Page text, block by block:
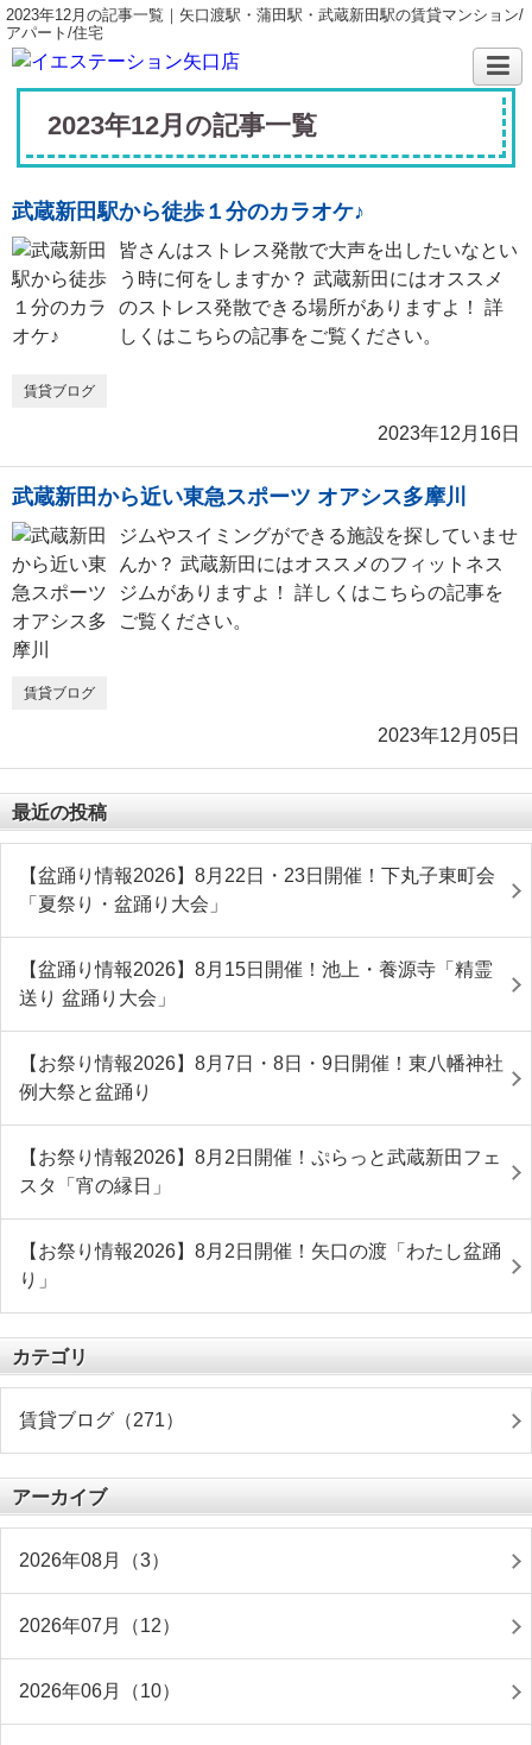
2023年12月の記事一覧｜矢口渡駅・蒲田駅・武蔵新田駅の賃貸マンション/
アパート/住宅
2023年12月の記事一覧
武蔵新田駅から徒歩１分のカラオケ♪
皆さんはストレス発散で大声を出したいなとい
う時に何をしますか？ 武蔵新田にはオススメ
のストレス発散できる場所がありますよ！ 詳
しくはこちらの記事をご覧ください。
賃貸ブログ
2023年12月16日
武蔵新田から近い東急スポーツ オアシス多摩川
ジムやスイミングができる施設を探していませ
んか？ 武蔵新田にはオススメのフィットネス
ジムがありますよ！ 詳しくはこちらの記事を
ご覧ください。
賃貸ブログ
2023年12月05日
最近の投稿
【盆踊り情報2026】8月22日・23日開催！下丸子東町会
「夏祭り・盆踊り大会」
【盆踊り情報2026】8月15日開催！池上・養源寺「精霊
送り 盆踊り大会」
【お祭り情報2026】8月7日・8日・9日開催！東八幡神社
例大祭と盆踊り
【お祭り情報2026】8月2日開催！ぷらっと武蔵新田フェ
スタ「宵の縁日」
【お祭り情報2026】8月2日開催！矢口の渡「わたし盆踊
り」
カテゴリ
賃貸ブログ（271）
アーカイブ
2026年08月（3）
2026年07月（12）
2026年06月（10）